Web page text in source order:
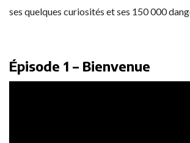
ses quelques curiosités et ses 150 000
Épisode 1 – Bienvenue